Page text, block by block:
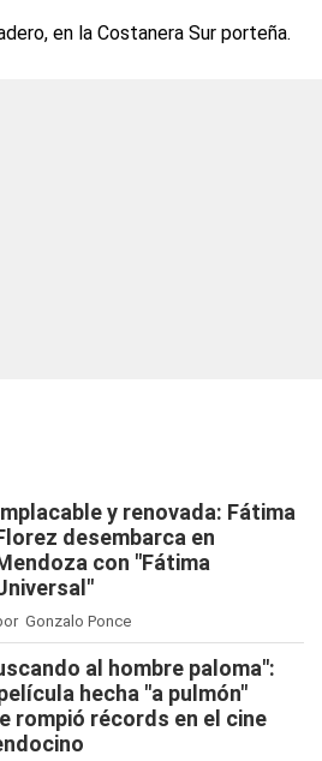
en la Costanera Sur porteña.
y renovada: Fátima
desembarca en
con "Fátima
Gonzalo Ponce
al hombre paloma":
hecha "a pulmón"
rompió récords en el cine